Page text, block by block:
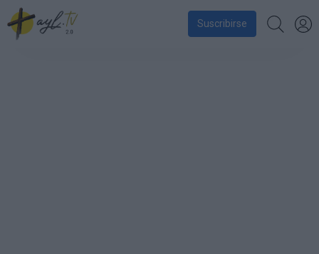
Suscribirse